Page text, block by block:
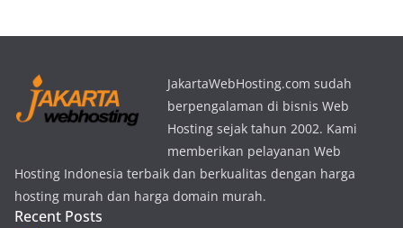
JakartaWebHosting.com sudah
berpengalaman di bisnis Web
Hosting sejak tahun 2002. Kami
memberikan pelayanan Web
Hosting Indonesia terbaik dan berkualitas dengan harga
hosting murah dan harga domain murah.
Recent Posts